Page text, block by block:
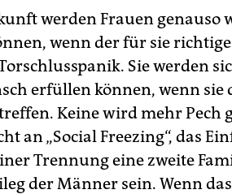
werden Frauen genauso
wenn der für sie
Sie werden
erfüllen können, wenn
Keine wird mehr Pech
an „Social Freezing“, das
Trennung eine zweite
der Männer sein. Wenn